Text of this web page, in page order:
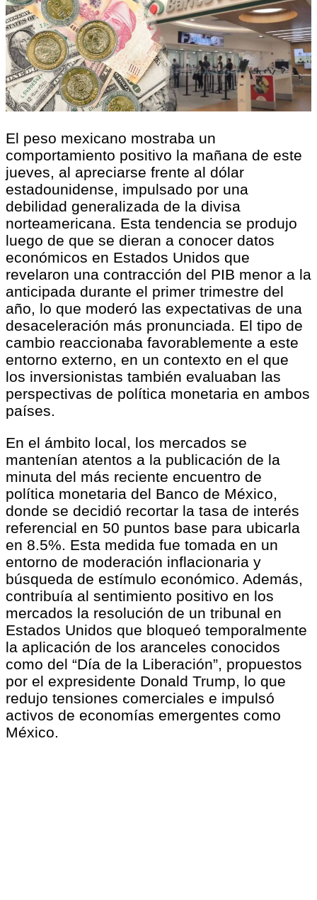
El peso mexicano mostraba un
comportamiento positivo la mañana de este
jueves, al apreciarse frente al dólar
estadounidense, impulsado por una
debilidad generalizada de la divisa
norteamericana. Esta tendencia se produjo
luego de que se dieran a conocer datos
económicos en Estados Unidos que
revelaron una contracción del PIB menor a la
anticipada durante el primer trimestre del
año, lo que moderó las expectativas de una
desaceleración más pronunciada. El tipo de
cambio reaccionaba favorablemente a este
entorno externo, en un contexto en el que
los inversionistas también evaluaban las
perspectivas de política monetaria en ambos
países.
En el ámbito local, los mercados se
mantenían atentos a la publicación de la
minuta del más reciente encuentro de
política monetaria del Banco de México,
donde se decidió recortar la tasa de interés
referencial en 50 puntos base para ubicarla
en 8.5%. Esta medida fue tomada en un
entorno de moderación inflacionaria y
búsqueda de estímulo económico. Además,
contribuía al sentimiento positivo en los
mercados la resolución de un tribunal en
Estados Unidos que bloqueó temporalmente
la aplicación de los aranceles conocidos
como del “Día de la Liberación”, propuestos
por el expresidente Donald Trump, lo que
redujo tensiones comerciales e impulsó
activos de economías emergentes como
México.